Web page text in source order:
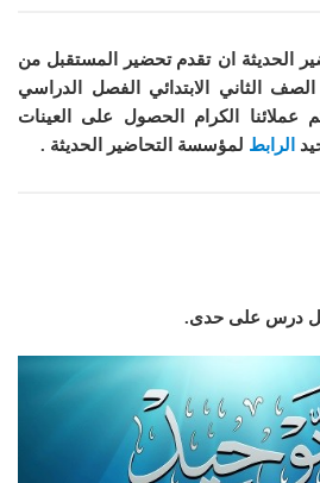
الحديثة ان تقدم تحضير المستقبل من
الصف الثاني الابتدائي الفصل الدراسي
عملائنا الكرام الحصول على العينات
الرابط لمؤسسة التحاضير الحديثة .
لكل درس على حدى.